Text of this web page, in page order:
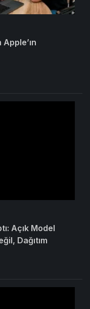
Açık Model
Dağıtım